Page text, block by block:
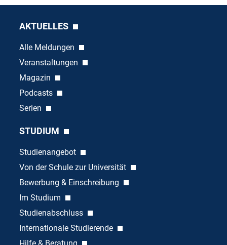
AKTUELLES
Alle Meldungen
Veranstaltungen
Magazin
Podcasts
Serien
STUDIUM
Studienangebot
Von der Schule zur Universität
Bewerbung & Einschreibung
Im Studium
Studienabschluss
Internationale Studierende
Hilfe & Beratung